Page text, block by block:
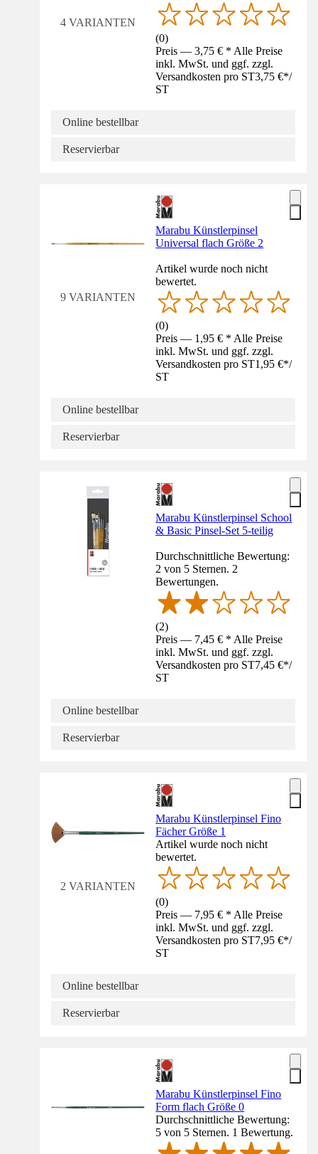
4 VARIANTEN
(0)
Preis — 3,75 € * Alle Preise
inkl. MwSt. und ggf. zzgl.
Versandkosten pro ST3,75 €*/
ST
Online bestellbar
Reservierbar
9 VARIANTEN
Marabu Künstlerpinsel
Universal flach Größe 2
Artikel wurde noch nicht
bewertet.
(0)
Preis — 1,95 € * Alle Preise
inkl. MwSt. und ggf. zzgl.
Versandkosten pro ST1,95 €*/
ST
Online bestellbar
Reservierbar
Marabu Künstlerpinsel School
& Basic Pinsel-Set 5-teilig
Durchschnittliche Bewertung:
2 von 5 Sternen. 2
Bewertungen.
(2)
Preis — 7,45 € * Alle Preise
inkl. MwSt. und ggf. zzgl.
Versandkosten pro ST7,45 €*/
ST
Online bestellbar
Reservierbar
2 VARIANTEN
Marabu Künstlerpinsel Fino
Fächer Größe 1
Artikel wurde noch nicht
bewertet.
(0)
Preis — 7,95 € * Alle Preise
inkl. MwSt. und ggf. zzgl.
Versandkosten pro ST7,95 €*/
ST
Online bestellbar
Reservierbar
Marabu Künstlerpinsel Fino
Form flach Größe 0
Durchschnittliche Bewertung:
5 von 5 Sternen. 1 Bewertung.